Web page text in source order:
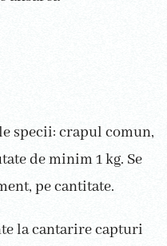
specii: crapul comun,
de minim 1 kg. Se
pe cantitate.
la cantarire capturi